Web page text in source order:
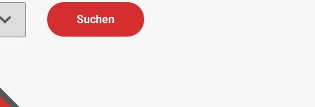
Suchen